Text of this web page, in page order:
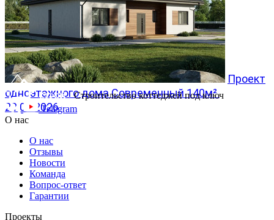
Проект
одноэтажного дома Современный 140м²
20.07.2026
Строительство коттеджей под ключ
Telegram
О нас
О нас
Отзывы
Новости
Команда
Вопрос-ответ
Гарантии
Проекты